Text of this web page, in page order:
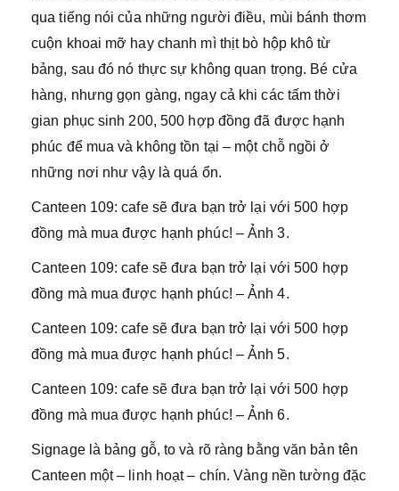
qua tiếng nói của những người điều, mùi bánh thơm
cuộn khoai mỡ hay chanh mì thịt bò hộp khô từ
bảng, sau đó nó thực sự không quan trọng. Bé cửa
hàng, nhưng gọn gàng, ngay cả khi các tấm thời
gian phục sinh 200, 500 hợp đồng đã được hạnh
phúc để mua và không tồn tại – một chỗ ngồi ở
những nơi như vậy là quá ổn.
Canteen 109: cafe sẽ đưa bạn trở lại với 500 hợp
đồng mà mua được hạnh phúc! – Ảnh 3.
Canteen 109: cafe sẽ đưa bạn trở lại với 500 hợp
đồng mà mua được hạnh phúc! – Ảnh 4.
Canteen 109: cafe sẽ đưa bạn trở lại với 500 hợp
đồng mà mua được hạnh phúc! – Ảnh 5.
Canteen 109: cafe sẽ đưa bạn trở lại với 500 hợp
đồng mà mua được hạnh phúc! – Ảnh 6.
Signage là bảng gỗ, to và rõ ràng bằng văn bản tên
Canteen một – linh hoạt – chín. Vàng nền tường đặc